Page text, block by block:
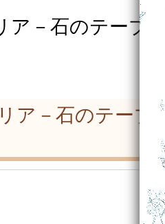
－石のテーブル
ア－石のテーブル